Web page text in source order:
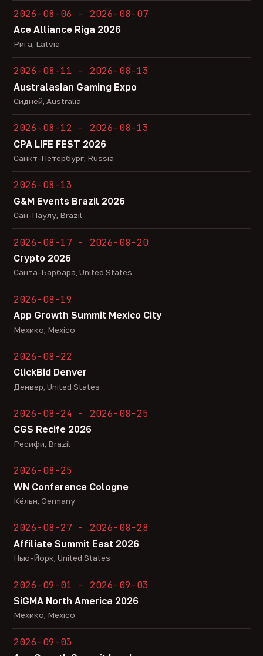
2026-08-06 - 2026-08-07
Ace Alliance Riga 2026
Рига, Latvia
2026-08-11 - 2026-08-13
Australasian Gaming Expo
Сидней, Australia
2026-08-12 - 2026-08-13
CPA LiFE FEST 2026
Санкт-Петербург, Russia
2026-08-13
G&M Events Brazil 2026
Сан-Паулу, Brazil
2026-08-17 - 2026-08-20
Crypto 2026
Санта-Барбара, United States
2026-08-19
App Growth Summit Mexico City
Мехико, Mexico
2026-08-22
ClickBid Denver
Денвер, United States
2026-08-24 - 2026-08-25
CGS Recife 2026
Ресифи, Brazil
2026-08-25
WN Conference Cologne
Кёльн, Germany
2026-08-27 - 2026-08-28
Affiliate Summit East 2026
Нью-Йорк, United States
2026-09-01 - 2026-09-03
SiGMA North America 2026
Мехико, Mexico
2026-09-03